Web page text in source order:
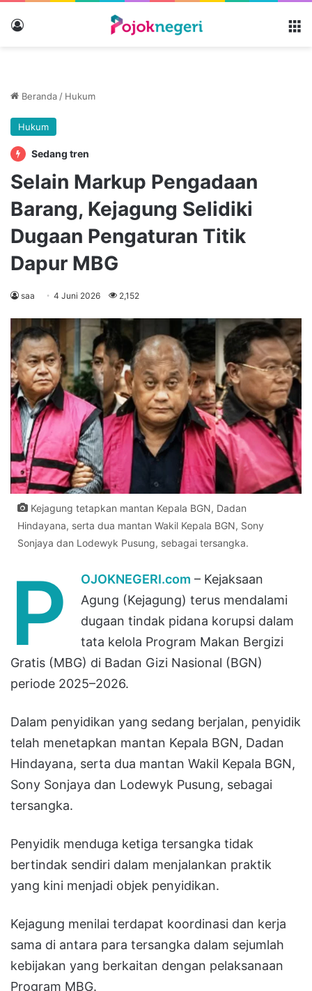
Beranda / Hukum
Hukum
Sedang tren
Selain Markup Pengadaan
Barang, Kejagung Selidiki
Dugaan Pengaturan Titik
Dapur MBG
saa 4 Juni 2026 2,152
Kejagung tetapkan mantan Kepala BGN, Dadan
Hindayana, serta dua mantan Wakil Kepala BGN, Sony
Sonjaya dan Lodewyk Pusung, sebagai tersangka.
P OJOKNEGERI.com – Kejaksaan
Agung (Kejagung) terus mendalami
dugaan tindak pidana korupsi dalam
tata kelola Program Makan Bergizi
Gratis (MBG) di Badan Gizi Nasional (BGN)
periode 2025–2026.
Dalam penyidikan yang sedang berjalan, penyidik
telah menetapkan mantan Kepala BGN, Dadan
Hindayana, serta dua mantan Wakil Kepala BGN,
Sony Sonjaya dan Lodewyk Pusung, sebagai
tersangka.
Penyidik menduga ketiga tersangka tidak
bertindak sendiri dalam menjalankan praktik
yang kini menjadi objek penyidikan.
Kejagung menilai terdapat koordinasi dan kerja
sama di antara para tersangka dalam sejumlah
kebijakan yang berkaitan dengan pelaksanaan
Program MBG.